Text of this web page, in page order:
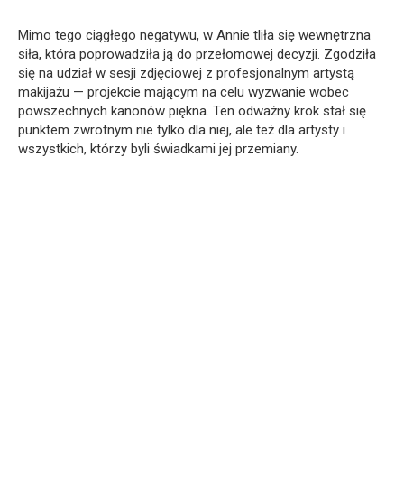
Mimo tego ciągłego negatywu, w Annie tliła się wewnętrzna
siła, która poprowadziła ją do przełomowej decyzji. Zgodziła
się na udział w sesji zdjęciowej z profesjonalnym artystą
makijażu — projekcie mającym na celu wyzwanie wobec
powszechnych kanonów piękna. Ten odważny krok stał się
punktem zwrotnym nie tylko dla niej, ale też dla artysty i
wszystkich, którzy byli świadkami jej przemiany.